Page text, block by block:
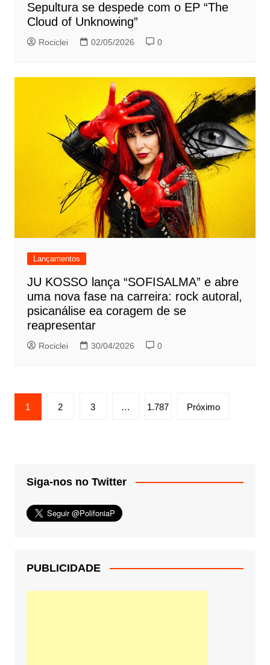
Sepultura se despede com o EP “The
Cloud of Unknowing”
Rociclei 02/05/2026 0
Lançamentos
JU KOSSO lança “SOFISALMA” e abre
uma nova fase na carreira: rock autoral,
psicanálise ea coragem de se
reapresentar
Rociclei 30/04/2026 0
Paginação
de
1 2 3 … 1.787 Próximo
Siga-nos no Twitter
PUBLICIDADE